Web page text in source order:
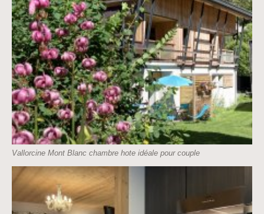
Vallorcine Mont Blanc chambre hote idéale pour couple